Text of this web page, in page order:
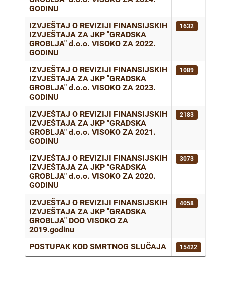
GODINU
IZVJEŠTAJ O REVIZIJI FINANSIJSKIH
IZVJEŠTAJA ZA JKP "GRADSKA
GROBLJA" d.o.o. VISOKO ZA 2022.
GODINU
1632
IZVJEŠTAJ O REVIZIJI FINANSIJSKIH
IZVJEŠTAJA ZA JKP "GRADSKA
GROBLJA" d.o.o. VISOKO ZA 2023.
GODINU
1089
IZVJEŠTAJ O REVIZIJI FINANSIJSKIH
IZVJEŠTAJA ZA JKP "GRADSKA
GROBLJA" d.o.o. VISOKO ZA 2021.
GODINU
2183
IZVJEŠTAJ O REVIZIJI FINANSIJSKIH
IZVJEŠTAJA ZA JKP "GRADSKA
GROBLJA" d.o.o. VISOKO ZA 2020.
GODINU
3073
IZVJEŠTAJ O REVIZIJI FINANSIJSKIH
IZVJEŠTAJA ZA JKP "GRADSKA
GROBLJA" DOO VISOKO ZA
2019.godinu
4058
POSTUPAK KOD SMRTNOG SLUČAJA 15422